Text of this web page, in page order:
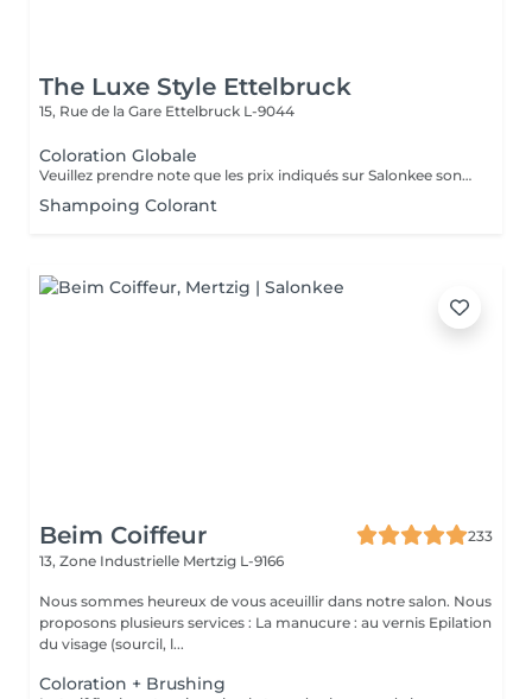
The Luxe Style Ettelbruck
15, Rue de la Gare Ettelbruck L-9044
Coloration Globale
Veuillez prendre note que les prix indiqués sur Salonkee sont communiqués à titre informatif et s'entendent de base. Ces derniers sont susceptibles de varier selon le diagnostic réalisé à votre arrivée au salon et l'expertise du professionnel à qui vous confiez votre beauté. Dans tous les cas, un devis précis vous sera proposé et toutes réalisations de prestations seront effectuées avec votre accord. Un grand merci d'avance pour votre compréhension. Au plaisir de vous recevoir très vite.
Shampoing Colorant
Beim Coiffeur
233
13, Zone Industrielle Mertzig L-9166
Nous sommes heureux de vous aceuillir dans notre salon. Nous
proposons plusieurs services : La manucure : au vernis Epilation
du visage (sourcil, l...
Coloration + Brushing